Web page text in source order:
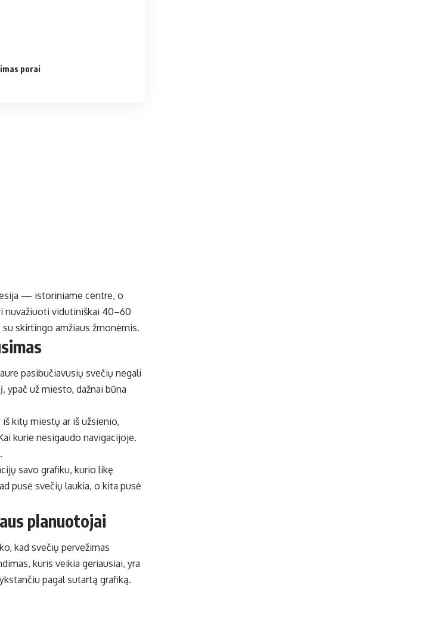
porai
— istoriniame centre, o
nuvažiuoti vidutiniškai 40–60
skirtingo amžiaus žmonėmis.
pasibučiavusių svečių negali
ypač už miesto, dažnai būna
kitų miestų ar iš užsienio,
kurie nesigaudo navigacijoje.
savo grafiku, kurio likę
pusė svečių laukia, o kita pusė
planuotojai
kad svečių pervežimas
kuris veikia geriausiai, yra
pagal sutartą grafiką.